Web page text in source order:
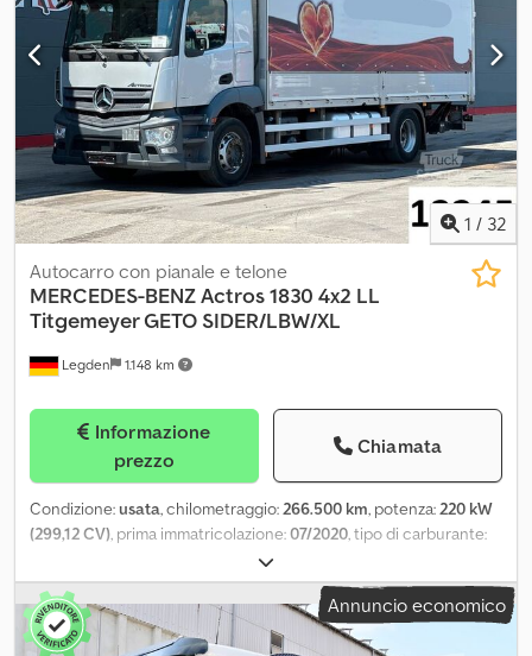
1 / 32
Legden 1.148 km
Autocarro con pianale e telone
MERCEDES-BENZActros 1830 4x2 LL
Titgemeyer GETO SIDER/LBW/XL
prezzo
Chiamata
Condizione:usata, chilometraggio:266.500 km, potenza:220 kW
(299,12 CV), prima immatricolazione:07/2020, tipo di carburante:
18.000 kg
assi, prossima ispezione (TÜV):08/2026, colore:argento, tipo di
ingranaggio:automatico, classe di emissione:Euro 6, lunghezza
totale:9.350 mm, larghezza totale:2.550 mm, altezza totale:
Annuncio economico